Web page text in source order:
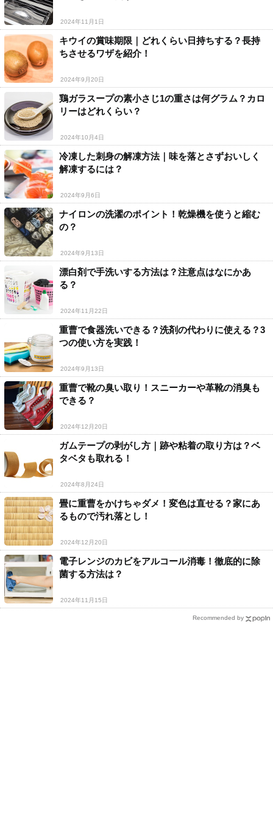
2024年11月1日
キウイの賞味期限｜どれくらい日持ちする？長持
ちさせるワザを紹介！
2024年9月20日
鶏ガラスープの素小さじ1の重さは何グラム？カロ
リーはどれくらい？
2024年10月4日
冷凍した刺身の解凍方法｜味を落とさずおいしく
解凍するには？
2024年9月6日
ナイロンの洗濯のポイント！乾燥機を使うと縮む
の？
2024年9月13日
漂白剤で手洗いする方法は？注意点はなにかあ
る？
2024年11月22日
重曹で食器洗いできる？洗剤の代わりに使える？3
つの使い方を実践！
2024年9月13日
重曹で靴の臭い取り！スニーカーや革靴の消臭も
できる？
2024年12月20日
ガムテープの剥がし方｜跡や粘着の取り方は？ベ
タベタも取れる！
2024年8月24日
畳に重曹をかけちゃダメ！変色は直せる？家にあ
るもので汚れ落とし！
2024年12月20日
電子レンジのカビをアルコール消毒！徹底的に除
菌する方法は？
2024年11月15日
Recommended by